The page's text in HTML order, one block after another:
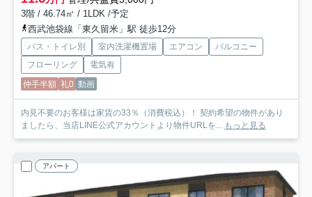
3階 / 46.74㎡ / 1LDK /予定
西武池袋線「東久留米」駅 徒歩12分
バス・トイレ別 室内洗濯機置場 エアコン
バルコニー
フローリング
電気有
仲手半額 礼0 動画
内見不要のお客様は家賃の33％（消費税込）！ 契約希望の物件があり
ましたら、当店LINE公式アカウントより物件URLを...
もっと見る
アパート